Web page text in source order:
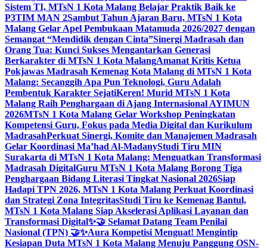
Sistem TI, MTsN 1 Kota Malang Belajar Praktik Baik ke
P3TIM MAN 2Sambut Tahun Ajaran Baru, MTsN 1 Kota
Malang Gelar Apel Pembukaan Matamuda 2026/2027 dengan
Semangat “Mendidik dengan Cinta”Sinergi Madrasah dan
Orang Tua: Kunci Sukses Mengantarkan Generasi
Berkarakter di MTsN 1 Kota MalangAmanat Kritis Ketua
Pokjawas Madrasah Kemenag Kota Malang di MTsN 1 Kota
Malang: Secanggih Apa Pun Teknologi, Guru Adalah
Pembentuk Karakter SejatiKeren! Murid MTsN 1 Kota
Malang Raih Penghargaan di Ajang Internasional AYIMUN
2026MTsN 1 Kota Malang Gelar Workshop Peningkatan
Kompetensi Guru, Fokus pada Media Digital dan Kurikulum
MadrasahPerkuat Sinergi, Komite dan Manajemen Madrasah
Gelar Koordinasi Ma’had Al-MadanyStudi Tiru MIN
Surakarta di MTsN 1 Kota Malang: Menguatkan Transformasi
Madrasah DigitalGuru MTsN 1 Kota Malang Borong Tiga
Penghargaan Bidang Literasi Tingkat Nasional 2026Siap
Hadapi TPN 2026, MTsN 1 Kota Malang Perkuat Koordinasi
dan Strategi Zona IntegritasStudi Tiru ke Kemenag Bantul,
MTsN 1 Kota Malang Siap Akselerasi Aplikasi Layanan dan
Transformasi Digital✨🤝 Selamat Datang Team Penilai
Nasional (TPN) 🤝✨Aura Kompetisi Menguat! Mengintip
Kesiapan Duta MTsN 1 Kota Malang Menuju Panggung OSN-